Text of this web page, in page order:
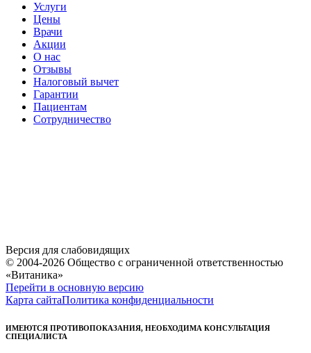
Услуги
Цены
Врачи
Акции
О нас
Отзывы
Налоговый вычет
Гарантии
Пациентам
Сотрудничество
Версия для слабовидящих
© 2004-2026 Общество с ограниченной ответственностью
«Витаника»
Перейти в основную версию
Карта сайтаПолитика конфиденциальности
ИМЕЮТСЯ ПРОТИВОПОКАЗАНИЯ, НЕОБХОДИМА КОНСУЛЬТАЦИЯ
СПЕЦИАЛИСТА